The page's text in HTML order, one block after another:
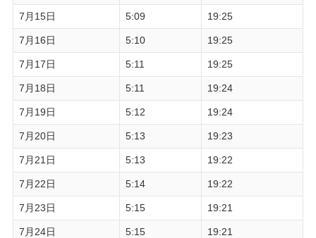
7月15日 5:09 19:25
7月16日 5:10 19:25
7月17日 5:11 19:25
7月18日 5:11 19:24
7月19日 5:12 19:24
7月20日 5:13 19:23
7月21日 5:13 19:22
7月22日 5:14 19:22
7月23日 5:15 19:21
7月24日 5:15 19:21